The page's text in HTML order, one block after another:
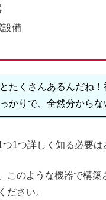
設備
たくさんあるんだね
かりで、全然分からな
1つ詳しく知る必要は
このような機器で構築
ださい。